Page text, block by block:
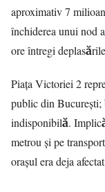
aproximativ 7
închiderea unui nod
ore întregi
Piața Victoriei 2
public din București;
indisponibilă.
metrou și pe
orașul era deja